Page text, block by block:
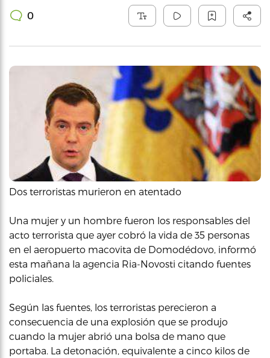
0
Dos terroristas murieron en atentado
Una mujer y un hombre fueron los responsables del
acto terrorista que ayer cobró la vida de 35 personas
en el aeropuerto macovita de Domodédovo, informó
esta mañana la agencia Ria-Novosti citando fuentes
policiales.
Según las fuentes, los terroristas perecieron a
consecuencia de una explosión que se produjo
cuando la mujer abrió una bolsa de mano que
portaba. La detonación, equivalente a cinco kilos de